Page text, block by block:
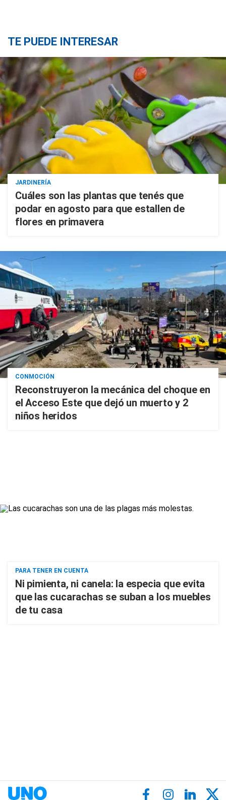
TE PUEDE INTERESAR
JARDINERÍA
Cuáles son las plantas que tenés que
podar en agosto para que estallen de
flores en primavera
CONMOCIÓN
Reconstruyeron la mecánica del choque en
el Acceso Este que dejó un muerto y 2
niños heridos
PARA TENER EN CUENTA
Ni pimienta, ni canela: la especia que evita
que las cucarachas se suban a los muebles
de tu casa